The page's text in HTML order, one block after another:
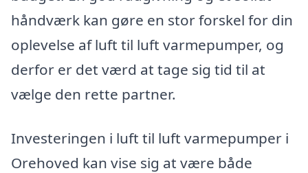
håndværk kan gøre en stor forskel for din
oplevelse af luft til luft varmepumper, og
derfor er det værd at tage sig tid til at
vælge den rette partner.
Investeringen i luft til luft varmepumper i
Orehoved kan vise sig at være både